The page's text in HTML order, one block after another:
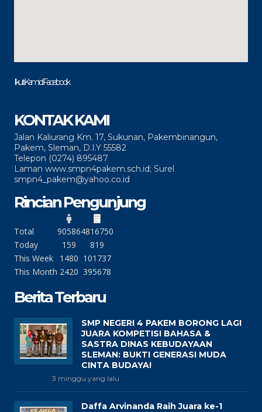
Ikuti Kami di Facebook
KONTAK KAMI
Jalan Kaliurang Km. 17, Sukunan, Pakembinangun,
Pakem, Sleman, D.I.Y 55582
Telepon (0274) 895487
Laman www.smpn4pakem.sch.id; Surel
smpn4_pakem@yahoo.co.id
Rincian Pengunjung
Total 905864816750
Today
159
819
This Week
1480 101737
This Month 2420 395678
Berita Terbaru
SMP NEGERI 4 PAKEM BORONG LAGI
JUARA KOMPETISI BAHASA &
SASTRA DINAS KEBUDAYAAN
SLEMAN: BUKTI GENERASI MUDA
CINTA BUDAYA!
3 minggu yang lalu
Daffa Arvinanda Raih Juara ke-1